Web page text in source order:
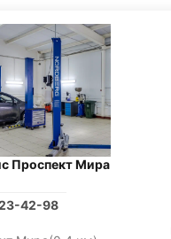
Проспект Мира
42-98